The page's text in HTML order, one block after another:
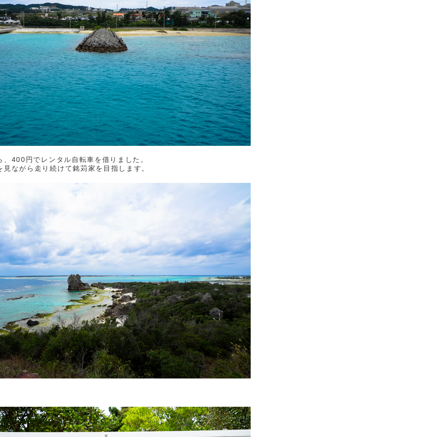
、400円でレンタル自転車を借りました。
見ながら走り続けて銘苅家を目指します。